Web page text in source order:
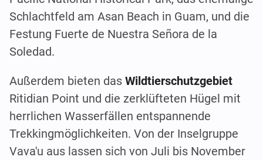
Schlachtfeld am Asan Beach in Guam, und die
Festung Fuerte de Nuestra Señora de la
Soledad.
Außerdem bieten das Wildtierschutzgebiet
Ritidian Point und die zerklüfteten Hügel mit
herrlichen Wasserfällen entspannende
Trekkingmöglichkeiten. Von der Inselgruppe
Vava'u aus lassen sich von Juli bis November